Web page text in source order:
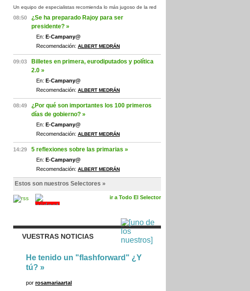
Un equipo de especialistas recomienda lo más jugoso de la red
08:50
¿Se ha preparado Rajoy para ser
presidente? »
En: E-Campany@
Recomendación: ALBERT MEDRÁN
09:03
Billetes en primera, eurodiputados y política
2.0 »
En: E-Campany@
Recomendación: ALBERT MEDRÁN
08:49
¿Por qué son importantes los 100 primeros
días de gobierno? »
En: E-Campany@
Recomendación: ALBERT MEDRÁN
14:29 5 reflexiones sobre las primarias »
En: E-Campany@
Recomendación: ALBERT MEDRÁN
Estos son nuestros Selectores »
ir a Todo El Selector
VUESTRAS NOTICIAS
He tenido un "flashforward" ¿Y
tú? »
por rosamariaartal